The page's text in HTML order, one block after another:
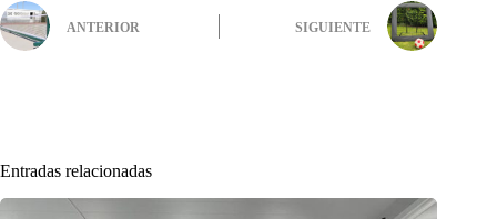
ANTERIOR SIGUIENTE
Entradas relacionadas